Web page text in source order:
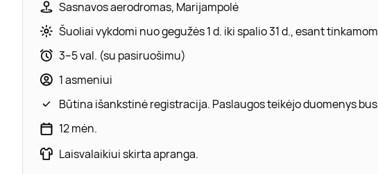
Sasnavos aerodromas, Marijampolė
Šuoliai vykdomi nuo gegužės 1 d. iki spalio 31 d., esant
3–5 val. (su pasiruošimu)
1 asmeniui
Būtina išankstinė registracija. Paslaugos teikėjo duomenys
12 mėn.
Laisvalaikiui skirta apranga.